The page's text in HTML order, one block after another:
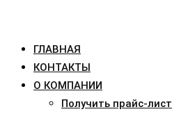
ГЛАВНАЯ
КОНТАКТЫ
О КОМПАНИИ
Получить прайс-лист